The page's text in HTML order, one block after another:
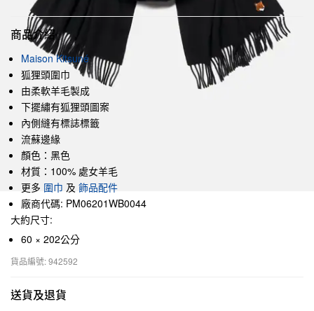
商品介紹
Maison Kitsuné
狐狸頭圍巾
由柔軟羊毛製成
下擺繡有狐狸頭圖案
內側縫有標誌標籤
流蘇邊緣
顏色：黑色
材質：100% 處女羊毛
更多 圍巾 及 飾品配件
廠商代碼: PM06201WB0044
大約尺寸:
60 × 202公分
貨品編號: 942592
送貨及退貨